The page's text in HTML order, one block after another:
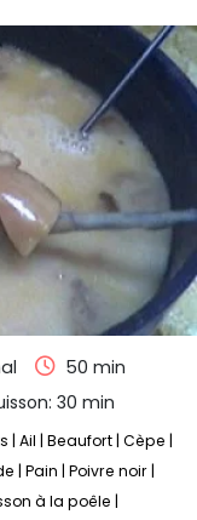
50 min
30 min
Ail Beaufort Cèpe
Pain Poivre noir
à la poêle